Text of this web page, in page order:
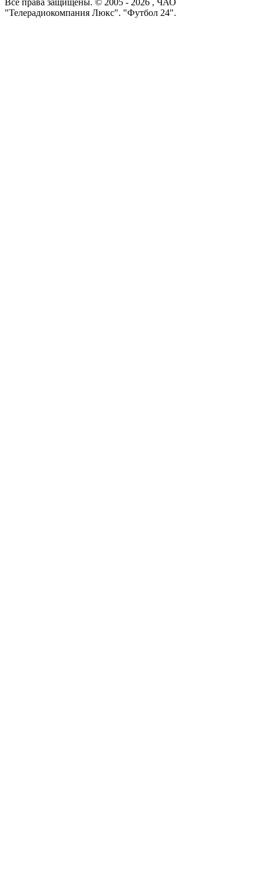
Все права защищены. © 2005 - 2026 , ЧАО
"Телерадиокомпания Люкс". "Футбол 24".